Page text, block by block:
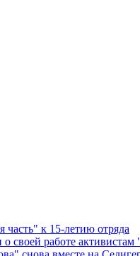
к 15-летию отряда
своей работе